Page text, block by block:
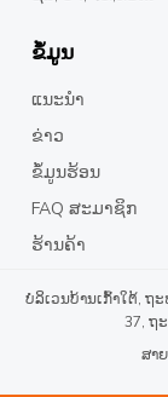
ຂໍ້ມູນ
ແນະນຳ
ຂ່າວ
ຂໍ້ມູນຮ້ອນ
FAQ ສະມາຊິກ
ຮ້ານຄ້າ
ບໍລິເວນບ້ານເກົ້າໃຕ້,
37, ຖ
ສາ